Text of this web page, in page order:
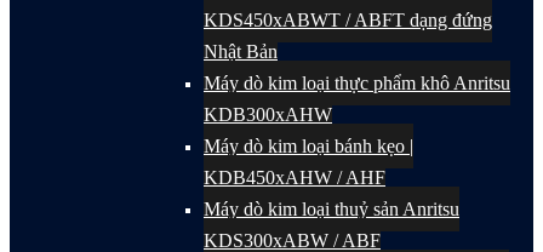
KDS450xABWT / ABFT dạng đứng
Nhật Bản
Máy dò kim loại thực phẩm khô Anritsu
KDB300xAHW
Máy dò kim loại bánh kẹo |
KDB450xAHW / AHF
Máy dò kim loại thuỷ sản Anritsu
KDS300xABW / ABF